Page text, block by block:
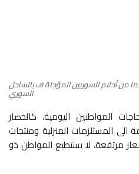
من أحلام السوريين المؤجلة ف يالساحل
السوري
المواطنين اليومية، كالخضار
الى المستلزمات المنزلية ومنتجات
مرتفعة، لا يستطيع المواطن ذو